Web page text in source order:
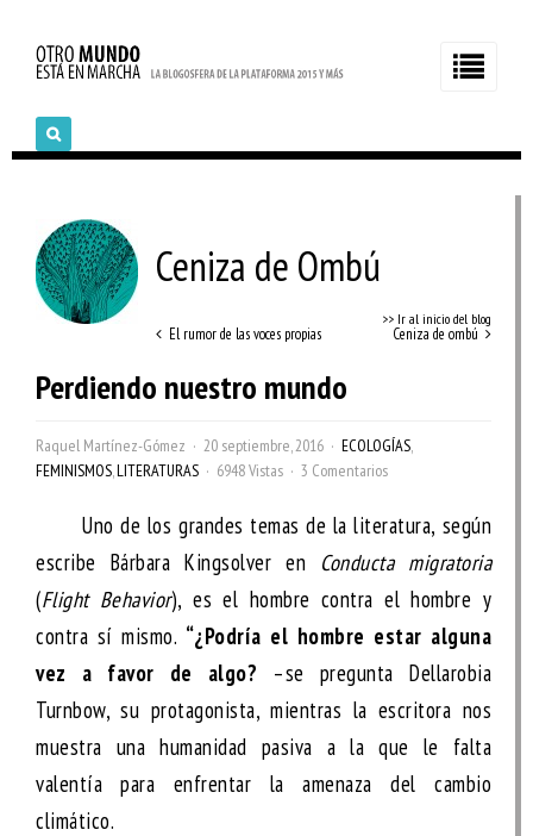
Ceniza de Ombú
>> Ir al inicio del blog
El rumor de las voces propias Ceniza de ombú
Perdiendo nuestro mundo
Raquel Martínez-Gómez 20 septiembre, 2016 ECOLOGÍAS
FEMINISMOS,LITERATURAS 6948 Vistas 3 Comentarios
Uno de los grandes temas de la literatura, según
escribe Bárbara Kingsolver en Conducta migratoria
(Flight Behavior), es el hombre contra el hombre y
contra sí mismo. “¿Podría el hombre estar alguna
vez a favor de algo? –se pregunta Dellarobia
Turnbow, su protagonista, mientras la escritora nos
muestra una humanidad pasiva a la que le falta
valentía para enfrentar la amenaza del cambio
climático.